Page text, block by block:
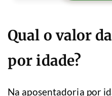
Qual o valor
por idade?
Na aposentadoria por